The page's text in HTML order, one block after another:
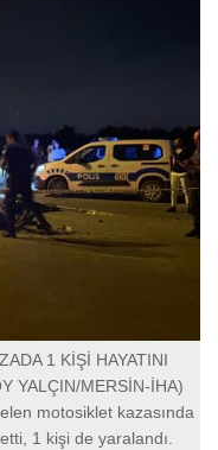
1 KİŞİ HAYATINI
YALÇIN/MERSİN-İHA)
motosiklet kazasında
1 kişi de yaralandı.